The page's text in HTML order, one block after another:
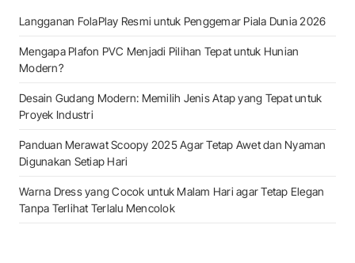
Langganan FolaPlay Resmi untuk Penggemar Piala Dunia 2026
Mengapa Plafon PVC Menjadi Pilihan Tepat untuk Hunian
Modern?
Desain Gudang Modern: Memilih Jenis Atap yang Tepat untuk
Proyek Industri
Panduan Merawat Scoopy 2025 Agar Tetap Awet dan Nyaman
Digunakan Setiap Hari
Warna Dress yang Cocok untuk Malam Hari agar Tetap Elegan
Tanpa Terlihat Terlalu Mencolok